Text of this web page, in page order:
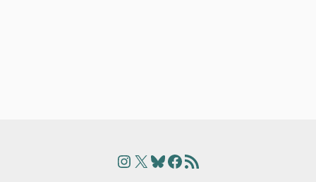
Instagram
X Bluesky
Facebook
Articles